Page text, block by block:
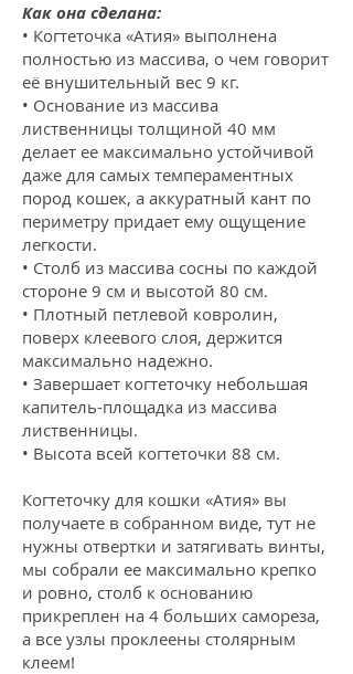
Как она сделана:
• Когтеточка «Атия» выполнена
полностью из массива, о чем говорит
её внушительный вес 9 кг.
• Основание из массива
лиственницы толщиной 40 мм
делает ее максимально устойчивой
даже для самых темпераментных
пород кошек, а аккуратный кант по
периметру придает ему ощущение
легкости.
• Столб из массива сосны по каждой
стороне 9 см и высотой 80 см.
• Плотный петлевой ковролин,
поверх клеевого слоя, держится
максимально надежно.
• Завершает когтеточку небольшая
капитель-площадка из массива
лиственницы.
• Высота всей когтеточки 88 см.
Когтеточку для кошки «Атия» вы
получаете в собранном виде, тут не
нужны отвертки и затягивать винты,
мы собрали ее максимально крепко
и ровно, столб к основанию
прикреплен на 4 больших самореза,
а все узлы проклеены столярным
клеем!